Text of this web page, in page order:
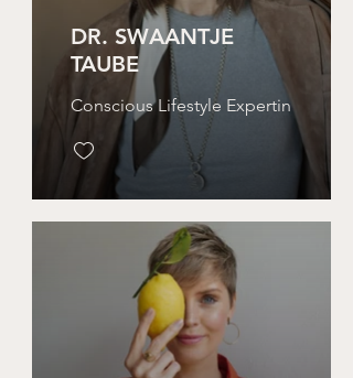
DR. SWAANTJE
TAUBE
Conscious Lifestyle Expertin